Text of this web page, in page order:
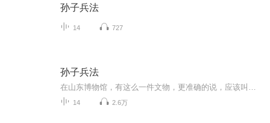
孙子兵法
14 727
孙子兵法
14 2.6万